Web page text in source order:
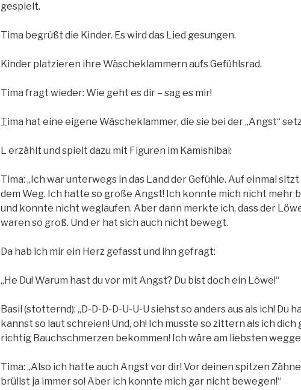
gespielt.
Tima begrüßt die Kinder. Es wird das Lied gesungen.
Kinder platzieren ihre Wäscheklammern aufs Gefühlsrad.
Tima fragt wieder: Wie geht es dir – sag es mir!
Tima hat eine eigene Wäscheklammer, die sie bei der „Angst“
L erzählt und spielt dazu mit Figuren im Kamishibai:
Tima: „Ich war unterwegs in das Land der Gefühle. Auf einmal
dem Weg. Ich hatte so große Angst! Ich konnte mich nicht mehr
und konnte nicht weglaufen. Aber dann merkte ich, dass der
waren so groß. Und er hat sich auch nicht bewegt.
Da hab ich mir ein Herz gefasst und ihn gefragt:
„He Du! Warum hast du vor mit Angst? Du bist doch ein Löwe!“
Basil (stotternd): „D-D-D-D-U-U-U siehst so anders aus als ich! Du
kannst so laut schreien! Und, oh! Ich musste so zittern als ich dich
richtig Bauchschmerzen bekommen! Ich wäre am liebsten
Tima: „Also ich hatte auch Angst vor dir! Vor deinen spitzen
brüllst ja immer so! Aber ich konnte mich gar nicht bewegen!“